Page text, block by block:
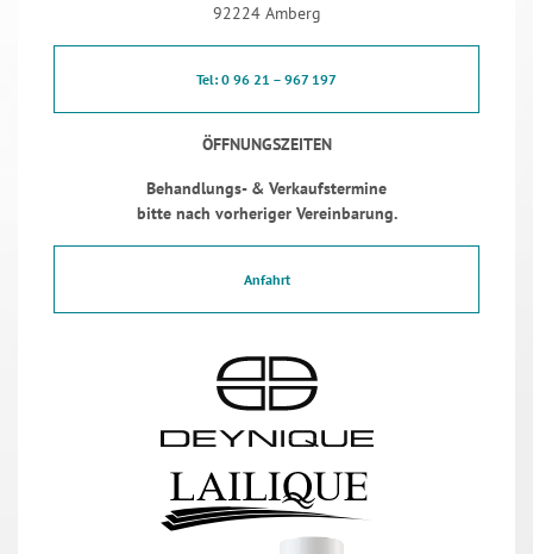
92224 Amberg
Tel: 0 96 21 – 967 197
ÖFFNUNGSZEITEN
Behandlungs- & Verkaufstermine
bitte nach vorheriger Vereinbarung.
Anfahrt